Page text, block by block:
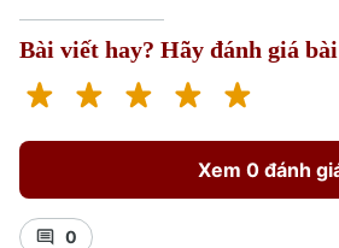
Bài viết hay? Hãy đánh giá
Xem 0 đánh
0